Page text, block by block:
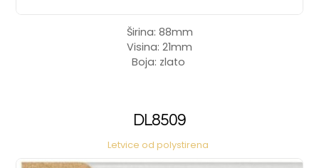
Širina: 88mm
Visina: 21mm
Boja: zlato
DL8509
Letvice od polystirena